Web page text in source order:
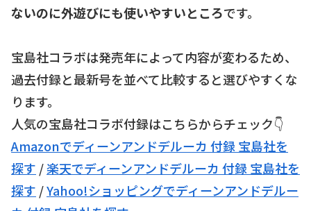
ないのに外遊びにも使いやすいところです。
宝島社コラボは発売年によって内容が変わるため、
過去付録と最新号を並べて比較すると選びやすくな
ります。
人気の宝島社コラボ付録はこちらからチェック👇
Amazonでディーンアンドデルーカ 付録 宝島社を
探す /楽天でディーンアンドデルーカ 付録 宝島社を
探す /Yahoo!ショッピングでディーンアンドデルー